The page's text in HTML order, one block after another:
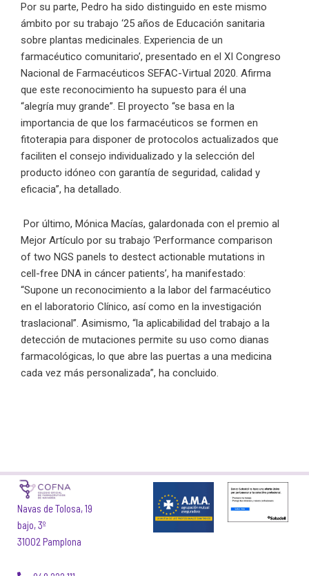
Por su parte, Pedro ha sido distinguido en este mismo
ámbito por su trabajo ‘25 años de Educación sanitaria
sobre plantas medicinales. Experiencia de un
farmacéutico comunitario’, presentado en el XI Congreso
Nacional de Farmacéuticos SEFAC-Virtual 2020. Afirma
que este reconocimiento ha supuesto para él una
“alegría muy grande”. El proyecto “se basa en la
importancia de que los farmacéuticos se formen en
fitoterapia para disponer de protocolos actualizados que
faciliten el consejo individualizado y la selección del
producto idóneo con garantía de seguridad, calidad y
eficacia”, ha detallado.
Por último, Mónica Macías, galardonada con el premio al
Mejor Artículo por su trabajo ‘Performance comparison
of two NGS panels to destect actionable mutations in
cell-free DNA in cáncer patients’, ha manifestado:
“Supone un reconocimiento a la labor del farmacéutico
en el laboratorio Clínico, así como en la investigación
traslacional”. Asimismo, “la aplicabilidad del trabajo a la
detección de mutaciones permite su uso como dianas
farmacológicas, lo que abre las puertas a una medicina
cada vez más personalizada”, ha concluido.
Navas de Tolosa, 19
bajo, 3º
31002 Pamplona